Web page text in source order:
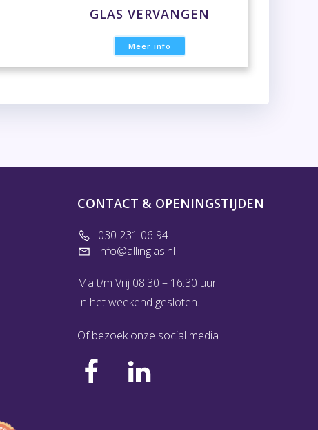
GLAS VERVANGEN
Meer info
CONTACT & OPENINGSTIJDEN
030 231 06 94
info@allinglas.nl
Ma t/m Vrij 08:30 – 16:30 uur
In het weekend gesloten.
Of bezoek onze social media